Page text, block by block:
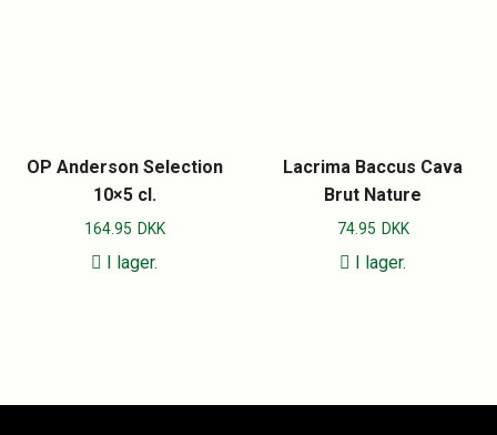
OP Anderson Selection
10×5 cl.
164.95 DKK
I lager.
Lacrima Baccus Cava
Brut Nature
74.95 DKK
I lager.